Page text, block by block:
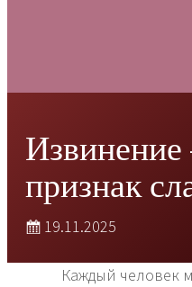
Извинение
признак
19.11.2025
Каждый человек